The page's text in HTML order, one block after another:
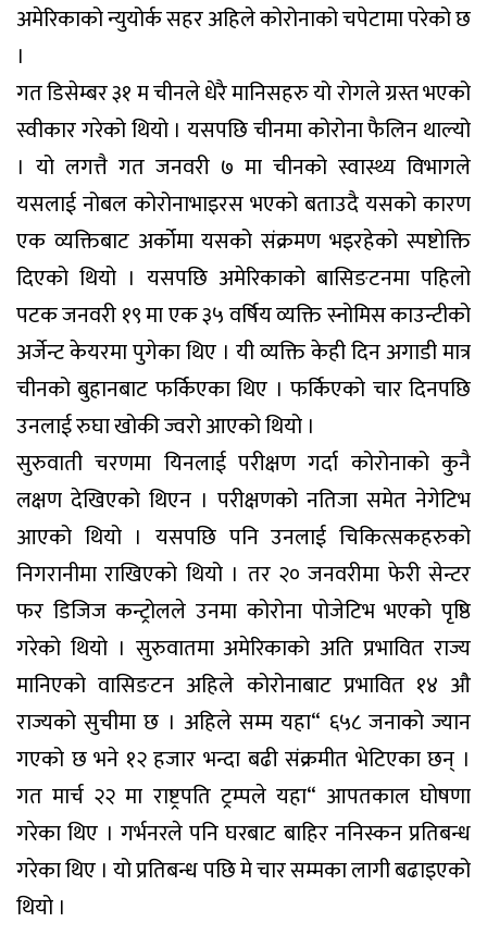
अमेरिकाको न्युयोर्क सहर अहिले कोरोनाको चपेटामा परेको छ
।
गत डिसेम्बर ३१ म चीनले धेरै मानिसहरु यो रोगले ग्रस्त भएको
स्वीकार गरेको थियो । यसपछि चीनमा कोरोना फैलिन थाल्यो
। यो लगत्तै गत जनवरी ७ मा चीनको स्वास्थ्य विभागले
यसलाई नोबल कोरोनाभाइरस भएको बताउदै यसको कारण
एक व्यक्तिबाट अर्कोमा यसको संक्रमण भइरहेको स्पष्टोक्ति
दिएको थियो । यसपछि अमेरिकाको बासिङटनमा पहिलो
पटक जनवरी १९ मा एक ३५ वर्षिय व्यक्ति स्नोमिस काउन्टीको
अर्जेन्ट केयरमा पुगेका थिए । यी व्यक्ति केही दिन अगाडी मात्र
चीनको बुहानबाट फर्किएका थिए । फर्किएको चार दिनपछि
उनलाई रुघा खोकी ज्वरो आएको थियो ।
सुरुवाती चरणमा यिनलाई परीक्षण गर्दा कोरोनाको कुनै
लक्षण देखिएको थिएन । परीक्षणको नतिजा समेत नेगेटिभ
आएको थियो । यसपछि पनि उनलाई चिकित्सकहरुको
निगरानीमा राखिएको थियो । तर २० जनवरीमा फेरी सेन्टर
फर डिजिज कन्ट्रोलले उनमा कोरोना पोजेटिभ भएको पृष्ठि
गरेको थियो । सुरुवातमा अमेरिकाको अति प्रभावित राज्य
मानिएको वासिङटन अहिले कोरोनाबाट प्रभावित १४ औ
राज्यको सुचीमा छ । अहिले सम्म यहा“ ६५८ जनाको ज्यान
गएको छ भने १२ हजार भन्दा बढी संक्रमीत भेटिएका छन् ।
गत मार्च २२ मा राष्ट्रपति ट्रम्पले यहा“ आपतकाल घोषणा
गरेका थिए । गर्भनरले पनि घरबाट बाहिर ननिस्कन प्रतिबन्ध
गरेका थिए । यो प्रतिबन्ध पछि मे चार सम्मका लागी बढाइएको
थियो ।